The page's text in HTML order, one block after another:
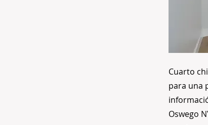
Cuarto
para una
Oswego